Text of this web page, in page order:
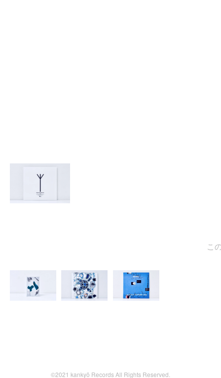
この
©2021 kankyō Records All Rights Reserved.